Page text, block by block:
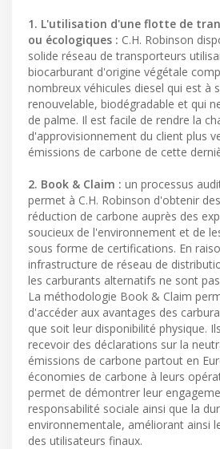
1. L'utilisation d'une flotte de
ou écologiques : C.H. Robinson
solide réseau de transporteurs
biocarburant d'origine végétale
nombreux véhicules diesel qui est à
renouvelable, biodégradable et qui
de palme. Il est facile de rendre la
d'approvisionnement du client plus
émissions de carbone de cette
2. Book & Claim : un processus
permet à C.H. Robinson d'obtenir
réduction de carbone auprès des
soucieux de l'environnement et de
sous forme de certifications. En
infrastructure de réseau de
les carburants alternatifs ne sont
La méthodologie Book & Claim
d'accéder aux avantages des
que soit leur disponibilité physique.
recevoir des déclarations sur la
émissions de carbone partout en
économies de carbone à leurs
permet de démontrer leur
responsabilité sociale ainsi que la
environnementale, améliorant ainsi
des utilisateurs finaux.